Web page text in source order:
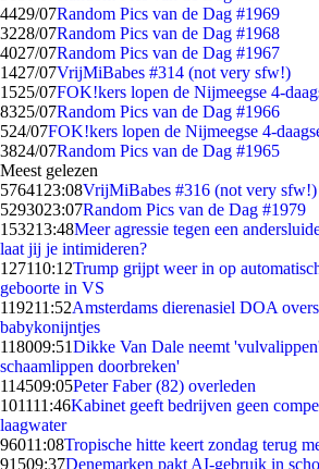
4429/07Random Pics van de Dag #1969
3228/07Random Pics van de Dag #1968
4027/07Random Pics van de Dag #1967
1427/07VrijMiBabes #314 (not very sfw!)
1525/07FOK!kers lopen de Nijmeegse 4-
8325/07Random Pics van de Dag #1966
524/07FOK!kers lopen de Nijmeegse 4-
3824/07Random Pics van de Dag #1965
Meest gelezen
57641 23:08VrijMiBabes #316 (not very sfw!)
5293023:07Random Pics van de Dag #1979
153213:48Meer agressie tegen een
laat jij je intimideren?
127110:12Trump grijpt weer in op
geboorte in VS
119211:52Amsterdams dierenasiel DOA
babykonijntjes
118009:51Dikke Van Dale neemt
schaamlippen doorbreken'
114509:05Peter Faber (82) overleden
101111:46Kabinet geeft bedrijven geen
laagwater
96011:08Tropische hitte keert zondag terug
91509:37Denemarken pakt AI-gebruik in